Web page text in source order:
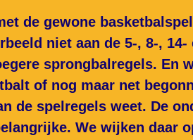
de gewone
niet aan de 5-, 8-,
sprongbalregels. En
of nog maar net
de spelregels weet. De
We wijken daar